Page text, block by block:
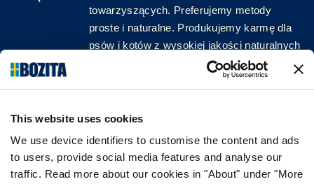
This website uses cookies
We use device identifiers to customise the content and ads
to users, provide social media features and analyse our
traffic. Read more about our cookies in "About" under "More
towarzyszących. Preferujemy metody
proste i naturalne. Produkujemy karmę dla
psów i kotów z wysokiej jakości naturalnych
surowców, bez zbędnych dodatków!
ŚLEDŹ NAS W MEDIACH
INFORMACJA